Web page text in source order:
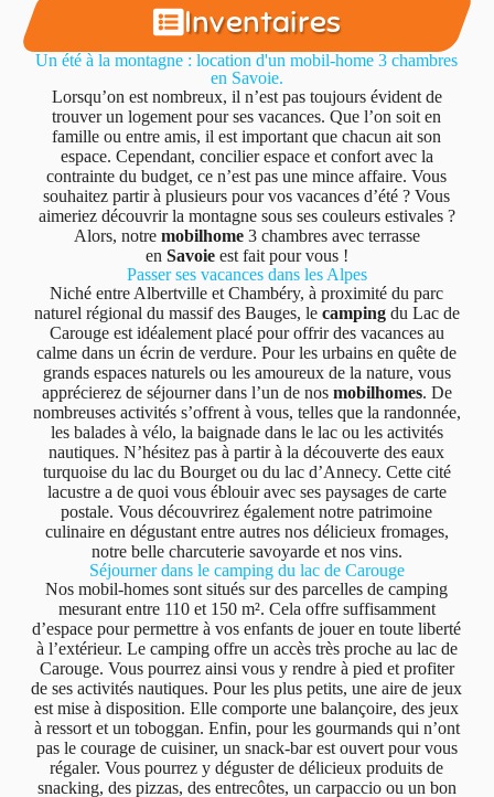
Inventaires
Un été à la montagne : location d'un mobil-home 3 chambres
en Savoie.
Lorsqu’on est nombreux, il n’est pas toujours évident de
trouver un logement pour ses vacances. Que l’on soit en
famille ou entre amis, il est important que chacun ait son
espace. Cependant, concilier espace et confort avec la
contrainte du budget, ce n’est pas une mince affaire. Vous
souhaitez partir à plusieurs pour vos vacances d’été ? Vous
aimeriez découvrir la montagne sous ses couleurs estivales ?
Alors, notre mobilhome 3 chambres avec terrasse
en Savoie est fait pour vous !
Passer ses vacances dans les Alpes
Niché entre Albertville et Chambéry, à proximité du parc
naturel régional du massif des Bauges, le camping du Lac de
Carouge est idéalement placé pour offrir des vacances au
calme dans un écrin de verdure. Pour les urbains en quête de
grands espaces naturels ou les amoureux de la nature, vous
apprécierez de séjourner dans l’un de nos mobilhomes. De
nombreuses activités s’offrent à vous, telles que la randonnée,
les balades à vélo, la baignade dans le lac ou les activités
nautiques. N’hésitez pas à partir à la découverte des eaux
turquoise du lac du Bourget ou du lac d’Annecy. Cette cité
lacustre a de quoi vous éblouir avec ses paysages de carte
postale. Vous découvrirez également notre patrimoine
culinaire en dégustant entre autres nos délicieux fromages,
notre belle charcuterie savoyarde et nos vins.
Séjourner dans le camping du lac de Carouge
Nos mobil-homes sont situés sur des parcelles de camping
mesurant entre 110 et 150 m². Cela offre suffisamment
d’espace pour permettre à vos enfants de jouer en toute liberté
à l’extérieur. Le camping offre un accès très proche au lac de
Carouge. Vous pourrez ainsi vous y rendre à pied et profiter
de ses activités nautiques. Pour les plus petits, une aire de jeux
est mise à disposition. Elle comporte une balançoire, des jeux
à ressort et un toboggan. Enfin, pour les gourmands qui n’ont
pas le courage de cuisiner, un snack-bar est ouvert pour vous
régaler. Vous pourrez y déguster de délicieux produits de
snacking, des pizzas, des entrecôtes, un carpaccio ou un bon